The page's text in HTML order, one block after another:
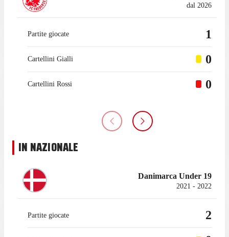
dal 2026
Partite giocate 1
Cartellini Gialli 0
Cartellini Rossi 0
IN NAZIONALE
Danimarca Under 19
2021 - 2022
Partite giocate 2